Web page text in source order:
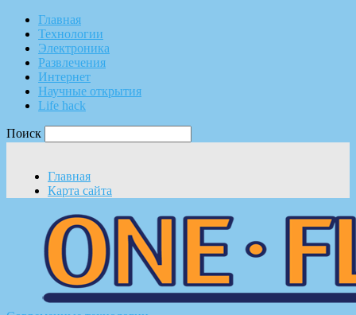
Главная
Технологии
Электроника
Развлечения
Интернет
Научные открытия
Life hack
Поиск
Главная
Карта сайта